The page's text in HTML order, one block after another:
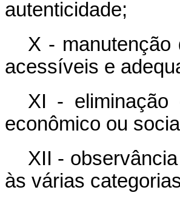
autenticidade;
X - manutenção
acessíveis e
XI - eliminação
econômico ou
XII -
às várias